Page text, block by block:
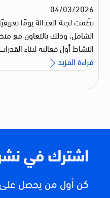
04/03/2026
نظّمت لجنة العدالة يومًا
الشامل، وذلك بالتعاون مع
النشاط أول فعالية لبناء
قراءة المزيد
اشترك في
كن أول من يحصل على